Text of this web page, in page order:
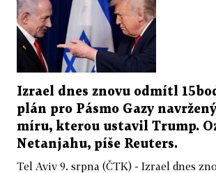
Izrael dnes znovu odmítl
plán pro Pásmo Gazy
míru, kterou ustavil Trump.
Netanjahu, píše Reuters.
Tel Aviv 9. srpna (ČTK) - Izrael dnes